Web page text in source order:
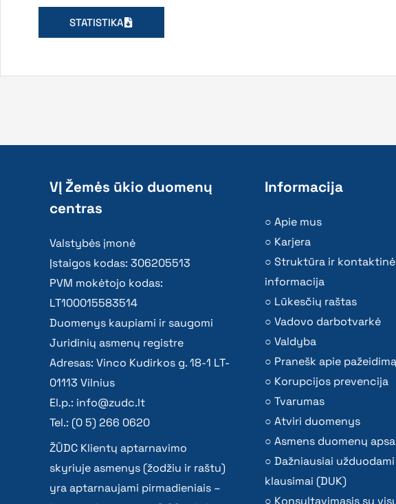
STATISTIKA
VĮ Žemės ūkio duomenų
centras
Valstybės įmonė
Įstaigos kodas: 306205513
PVM mokėtojo kodas:
LT100015583514
Duomenys kaupiami ir saugomi
Juridinių asmenų registre
Adresas: Vinco Kudirkos g. 18-1 LT-
01113 Vilnius
El.p.: info@zudc.lt
Tel.: (0 5) 266 0620
ŽŪDC Klientų aptarnavimo
skyriuje asmenys (žodžiu ir raštu)
yra aptarnaujami pirmadieniais –
Informacija
Apie mus
Karjera
Struktūra ir kontaktinė
informacija
Lūkesčių raštas
Vadovo darbotvarkė
Valdyba
Pranešk apie pažeidimą
Korupcijos prevencija
Tvarumas
Atviri duomenys
Asmens duomenų
Dažniausiai užduodami
klausimai (DUK)